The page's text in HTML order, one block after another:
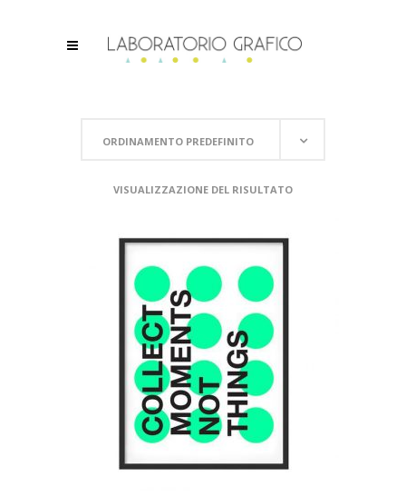
ORDINAMENTO PREDEFINITO
VISUALIZZAZIONE DEL RISULTATO
SCEGLI